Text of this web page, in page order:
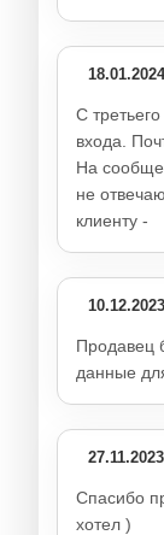
С
входа.
На
не
клиенту -
Продавец
данные
Спасибо
хотел )